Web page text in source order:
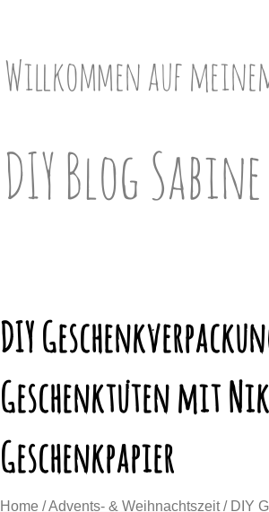
Willkommen auf
DIY Blog
DIY
Geschenktüten mit
Geschenkpapier
Home /Advents- & Weihnachtszeit/ DIY